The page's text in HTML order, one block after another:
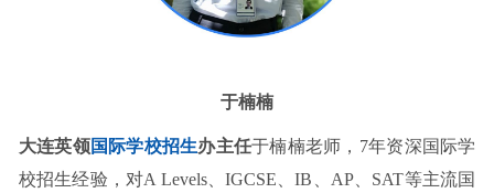
于楠楠
大连英领国际学校招生办主任于楠楠老师，7年资深国际学
校招生经验，对A Levels、IGCSE、IB、AP、SAT等主流国